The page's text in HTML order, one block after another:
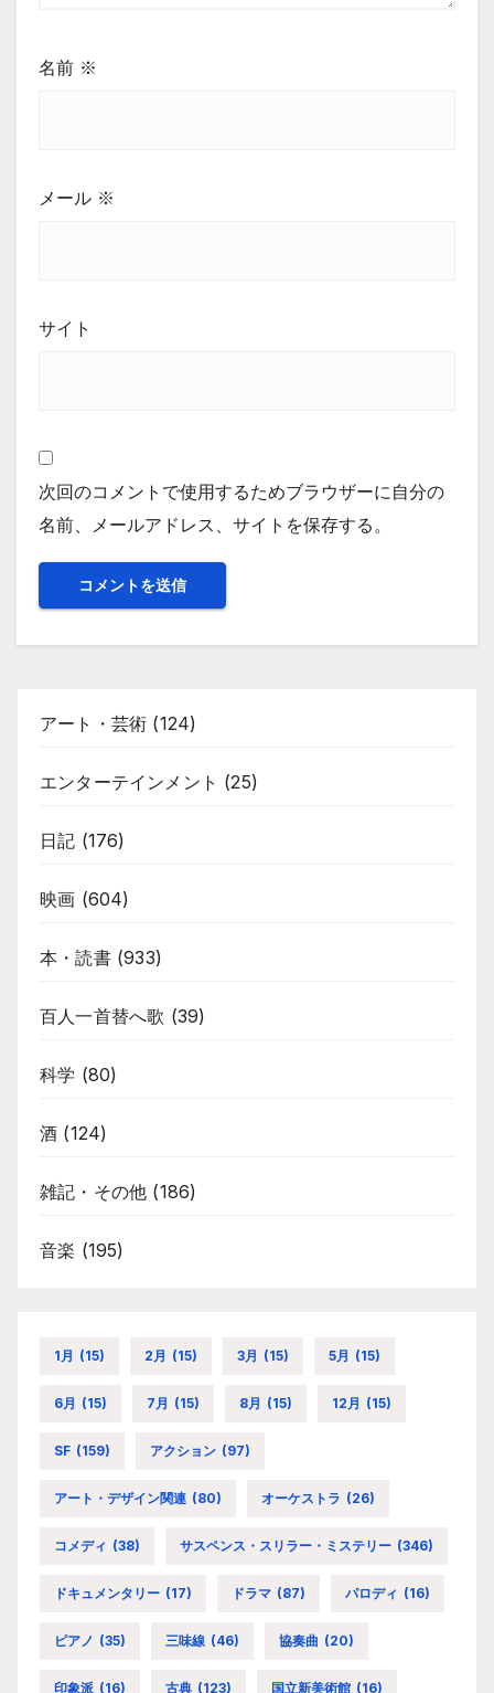
名前 ※
メール ※
サイト
次回のコメントで使用するためブラウザーに自分の
名前、メールアドレス、サイトを保存する。
アート・芸術 (124)
エンターテインメント (25)
日記 (176)
映画 (604)
本・読書(933)
百人一首替へ歌 (39)
科学 (80)
酒 (124)
雑記・その他 (186)
音楽 (195)
1月 (15) 2月 (15) 3月 (15) 5月 (15)
6月 (15) 7月 (15) 8月 (15) 12月 (15)
SF (159) アクション (97)
アート・デザイン関連 (80) オーケストラ (26)
コメディ (38) サスペンス・スリラー・ミステリー (346)
ドキュメンタリー (17) ドラマ (87) パロディ (16)
ピアノ (35) 三味線 (46) 協奏曲 (20)
印象派 (16) 古典 (123) 国立新美術館 (16)